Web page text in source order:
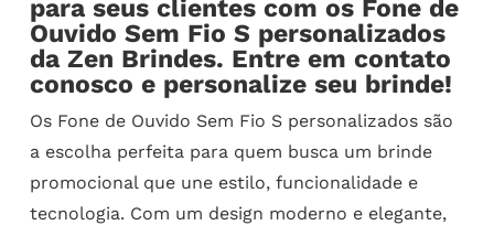
para seus clientes com os Fone de
Ouvido Sem Fio S personalizados
da Zen Brindes. Entre em contato
conosco e personalize seu brinde!
Os Fone de Ouvido Sem Fio S personalizados são
a escolha perfeita para quem busca um brinde
promocional que une estilo, funcionalidade e
tecnologia. Com um design moderno e elegante,